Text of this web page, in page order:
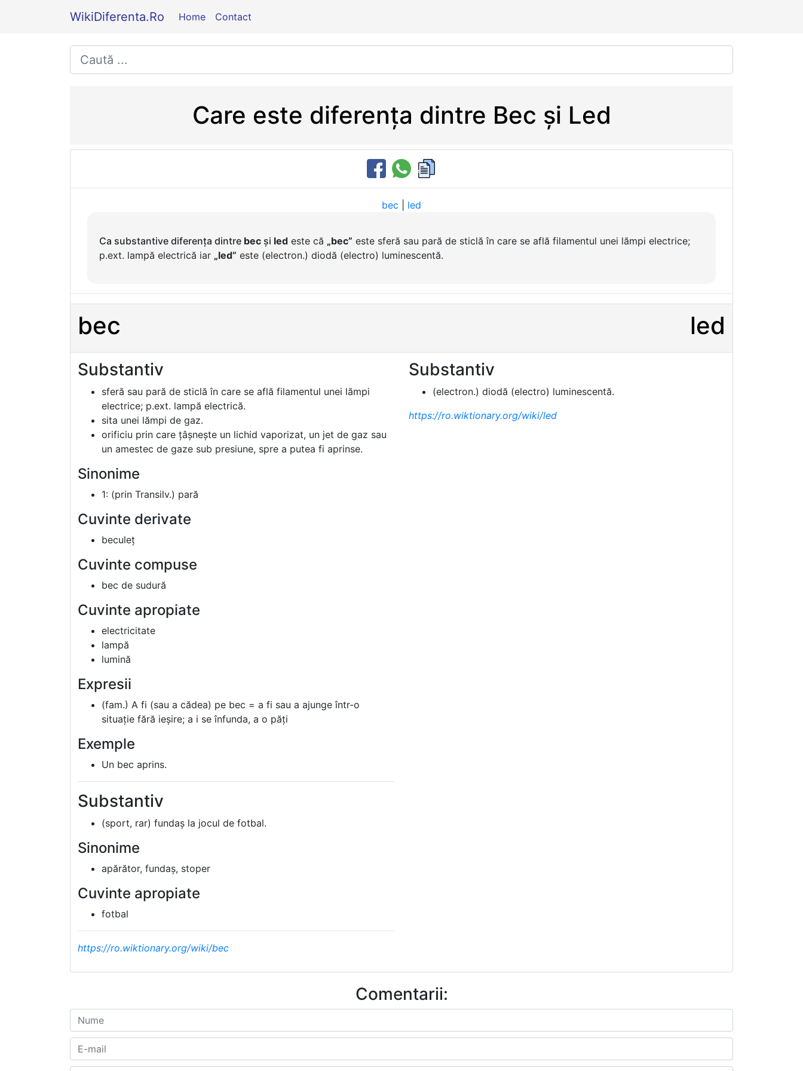
WikiDiferenta.Ro Home Contact
Care este diferența dintre Bec și Led
bec led
Ca substantive diferența dintre bec și led este că „bec” este sferă sau pară de sticlă în care se află filamentul unei lămpi electrice;
p.ext. lampă electrică iar „led” este (electron.) diodă (electro) luminescentă.
bec led
Substantiv
sferă sau pară de sticlă în care se află filamentul unei lămpi
electrice; p.ext. lampă electrică.
sita unei lămpi de gaz.
orificiu prin care țâșnește un lichid vaporizat, un jet de gaz sau
un amestec de gaze sub presiune, spre a putea fi aprinse.
Sinonime
1: (prin Transilv.) pară
Cuvinte derivate
beculeț
Cuvinte compuse
bec de sudură
Cuvinte apropiate
electricitate
lampă
lumină
Expresii
(fam.) A fi (sau a cădea) pe bec = a fi sau a ajunge într-o
situație fără ieșire; a i se înfunda, a o păți
Exemple
Un bec aprins.
Substantiv
(sport, rar) fundaș la jocul de fotbal.
Sinonime
apărător, fundaș, stoper
Cuvinte apropiate
fotbal
https://ro.wiktionary.org/wiki/bec
Substantiv
(electron.) diodă (electro) luminescentă.
https://ro.wiktionary.org/wiki/led
Comentarii: